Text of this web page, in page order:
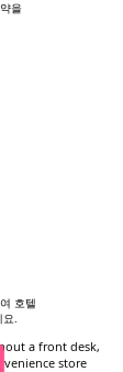
을
호텔
요.
a front desk,
store